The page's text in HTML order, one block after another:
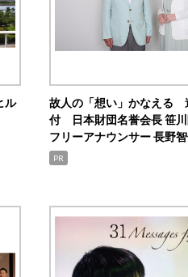
ル
故人の「想い」かなえる
付 日本財団名誉会長 笹
フリーアナウンサー 長野
PR